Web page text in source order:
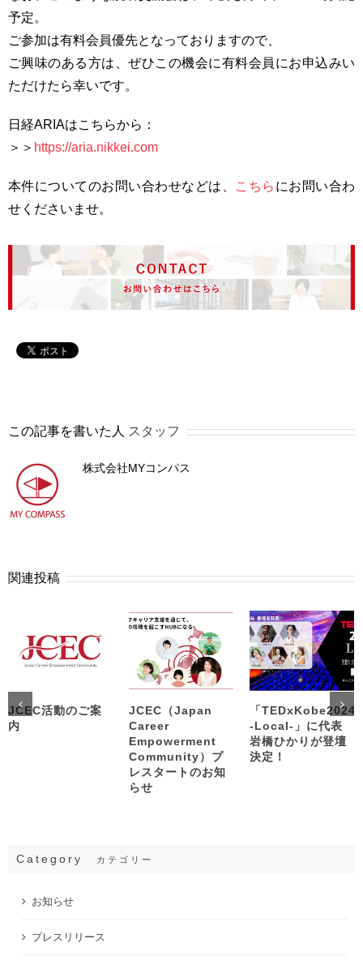
予定。
ご参加は有料会員優先となっておりますので、
ご興味のある方は、ぜひこの機会に有料会員にお申込みい
ただけたら幸いです。
日経ARIAはこちらから：
＞＞ https://aria.nikkei.com
本件についてのお問い合わせなどは、 こちら にお問い合わ
せくださいませ。
この記事を書いた人 スタッフ
株式会社MYコンパス
関連投稿
JCEC活動のご案
内
JCEC（Japan
Career
Empowerment
Community）プ
レスタートのお知
らせ
「TEDxKobe2024
-Local-」に代表
岩橋ひかりが登壇
決定！
Category カテゴリー
お知らせ
プレスリリース